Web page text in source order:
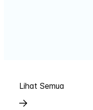
Lihat Semua